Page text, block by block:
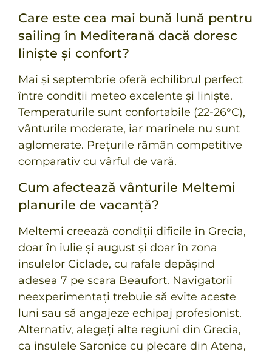
Care este cea mai bună lună pentru
sailing în Mediterană dacă doresc
liniște și confort?
Mai și septembrie oferă echilibrul perfect
între condiții meteo excelente și liniște.
Temperaturile sunt confortabile (22-26°C),
vânturile moderate, iar marinele nu sunt
aglomerate. Prețurile rămân competitive
comparativ cu vârful de vară.
Cum afectează vânturile Meltemi
planurile de vacanță?
Meltemi creează condiții dificile în Grecia,
doar în iulie și august și doar în zona
insulelor Ciclade, cu rafale depășind
adesea 7 pe scara Beaufort. Navigatorii
neexperimentați trebuie să evite aceste
luni sau să angajeze echipaj profesionist.
Alternativ, alegeți alte regiuni din Grecia,
ca insulele Saronice cu plecare din Atena,